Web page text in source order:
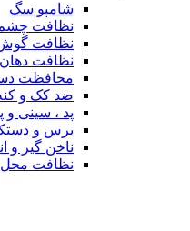
شامپو سگ
نظافت
نظافت
نظافت
محافظت
ضد کک و
پد ، سینی
برس و
ناخن گیر و
نظافت